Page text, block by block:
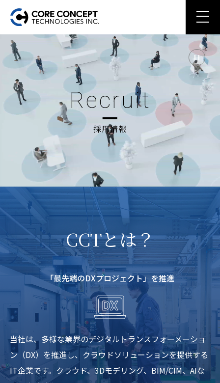
Recruit
採用情報
CCTとは？
「最先端のDXプロジェクト」を推進
当社は、多様な業界のデジタルトランスフォーメーショ
ン（DX）を推進し、クラウドソリューションを提供する
IT企業です。クラウド、3Dモデリング、BIM/CIM、AIな